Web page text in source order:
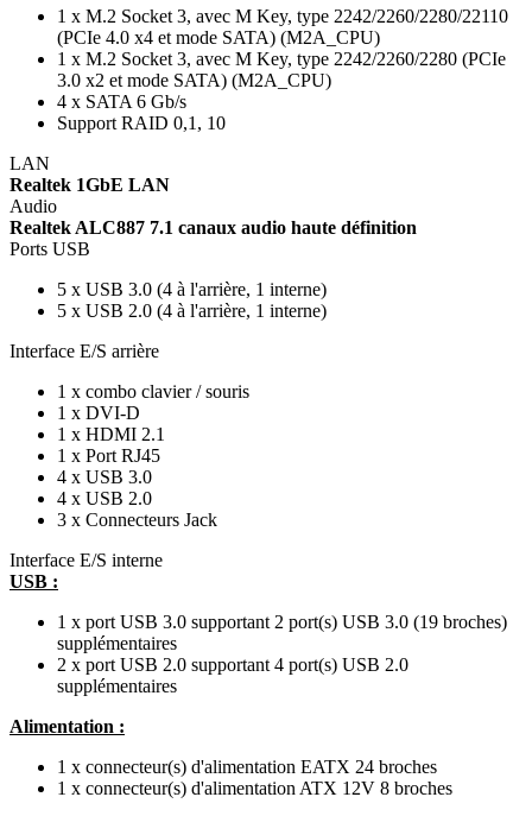
1 x M.2 Socket 3, avec M Key, type 2242/2260/2280/22110
(PCIe 4.0 x4 et mode SATA) (M2A_CPU)
1 x M.2 Socket 3, avec M Key, type 2242/2260/2280 (PCIe
3.0 x2 et mode SATA) (M2A_CPU)
4 x SATA 6 Gb/s
Support RAID 0,1, 10
LAN
Realtek 1GbE LAN
Audio
Realtek ALC887 7.1 canaux audio haute définition
Ports USB
5 x USB 3.0 (4 à l'arrière, 1 interne)
5 x USB 2.0 (4 à l'arrière, 1 interne)
Interface E/S arrière
1 x combo clavier / souris
1 x DVI-D
1 x HDMI 2.1
1 x Port RJ45
4 x USB 3.0
4 x USB 2.0
3 x Connecteurs Jack
Interface E/S interne
USB :
1 x port USB 3.0 supportant 2 port(s) USB 3.0 (19 broches)
supplémentaires
2 x port USB 2.0 supportant 4 port(s) USB 2.0
supplémentaires
Alimentation :
1 x connecteur(s) d'alimentation EATX 24 broches
1 x connecteur(s) d'alimentation ATX 12V 8 broches